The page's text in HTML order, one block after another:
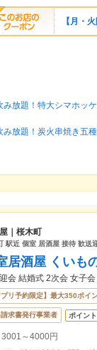
【月・
み放題！特大シマホッ
み放題！炭火串焼き五
｜桜木町
駅近 個室 居酒屋 接待 歓送
居酒屋 くい
会 結婚式 2次会 女子
プリ予約限定】最大350ポイ
求書発行事業者 ポイン
3001～4000円